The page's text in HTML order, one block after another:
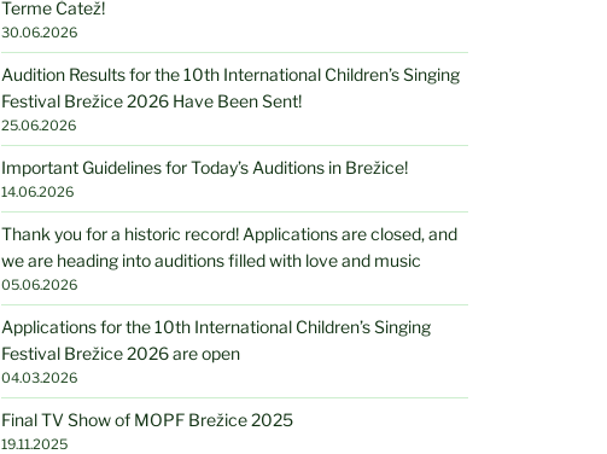
Terme Čatež!
30.06.2026
Audition Results for the 10th International Children’s Singing
Festival Brežice 2026 Have Been Sent!
25.06.2026
Important Guidelines for Today’s Auditions in Brežice!
14.06.2026
Thank you for a historic record! Applications are closed, and
we are heading into auditions filled with love and music
05.06.2026
Applications for the 10th International Children’s Singing
Festival Brežice 2026 are open
04.03.2026
Final TV Show of MOPF Brežice 2025
19.11.2025